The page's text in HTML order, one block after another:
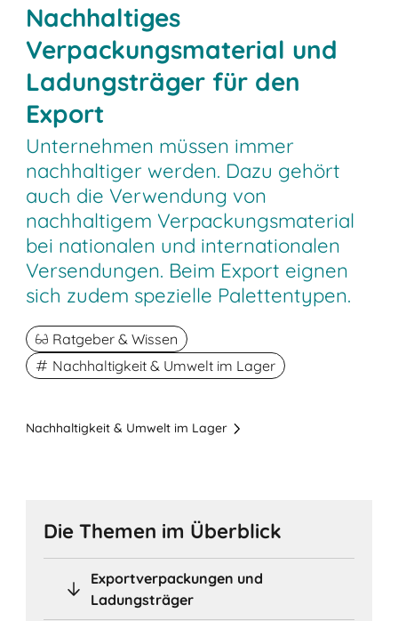
Nachhaltiges
Verpackungsmaterial und
Ladungsträger für den
Export
Unternehmen müssen immer
nachhaltiger werden. Dazu gehört
auch die Verwendung von
nachhaltigem Verpackungsmaterial
bei nationalen und internationalen
Versendungen. Beim Export eignen
sich zudem spezielle Palettentypen.
Ratgeber & Wissen
Nachhaltigkeit & Umwelt im Lager
Nachhaltigkeit & Umwelt im Lager
Die Themen im Überblick
Exportverpackungen und
Ladungsträger